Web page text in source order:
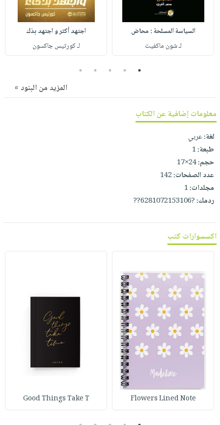
مناسباتيتكرر
طرحها
خدمات
تواصل
معنا
نشرة
الإصدارات
السياسة المسلحة : محاض
لـ شون ماكفيت
اجتهد أكثر و اجتهد بذك
لـ كورتيس جاكسون
1
2
3
4
5
المزيد من البنود »
معلومات إضافية عن الكتاب
لغة:عربي
طبعة:1
حجم:24×17
عدد الصفحات:142
مجلدات:1
ردمك:?6281072153106??
اكسسوارات كتب
Flowers Lined Note
Good Things Take T